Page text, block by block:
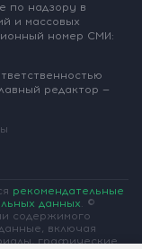
по надзору в
и массовых
номер СМИ:
редактор —
рекомендательные
данных. ©
содержимого
включая
графические